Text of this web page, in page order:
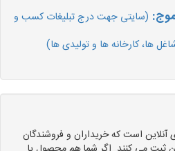
(سایتی جهت درج تبلیغات کسب و
ها، کارخانه ها و تولیدی ها)
است که خریداران و فروشندگان